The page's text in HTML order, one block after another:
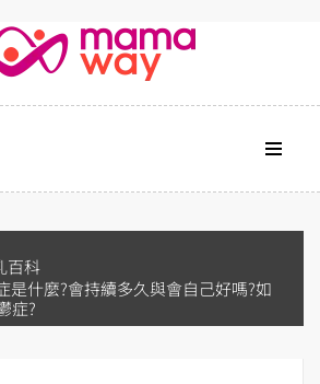
百科
是什麼?會持續多久與會自己好嗎?如
症?